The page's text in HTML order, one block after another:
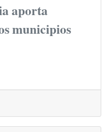
aporta
municipios